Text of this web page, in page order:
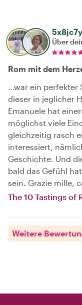
Über
Rom mit dem
…war ein perfekter
dieser in jeglicher
Emanuele hat
möglichst viele
gleichzeitig rasch
interessiert,
Geschichte. Und
bald das Gefühl
sein. Grazie mille,
The 10 Tastings of
Weitere